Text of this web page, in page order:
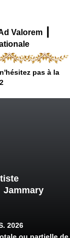
Valorem |
pas à la
Jammary
2026
ou partielle de